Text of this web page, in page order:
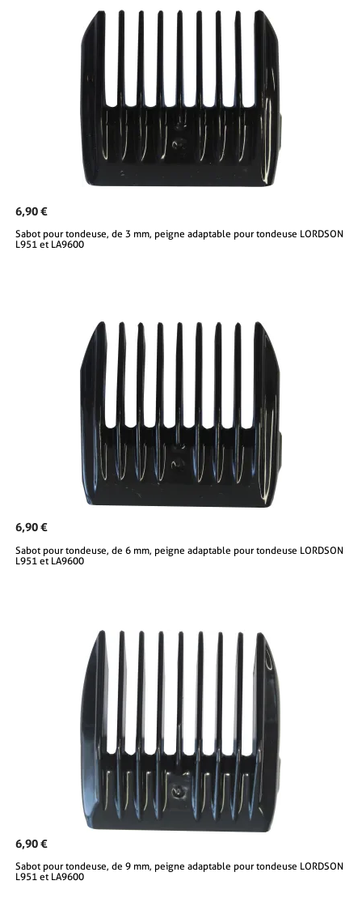
6,90 €
Sabot pour tondeuse, de 3 mm, peigne adaptable pour tondeuse LORDSON
L951 et LA9600
6,90 €
Sabot pour tondeuse, de 6 mm, peigne adaptable pour tondeuse LORDSON
L951 et LA9600
6,90 €
Sabot pour tondeuse, de 9 mm, peigne adaptable pour tondeuse LORDSON
L951 et LA9600